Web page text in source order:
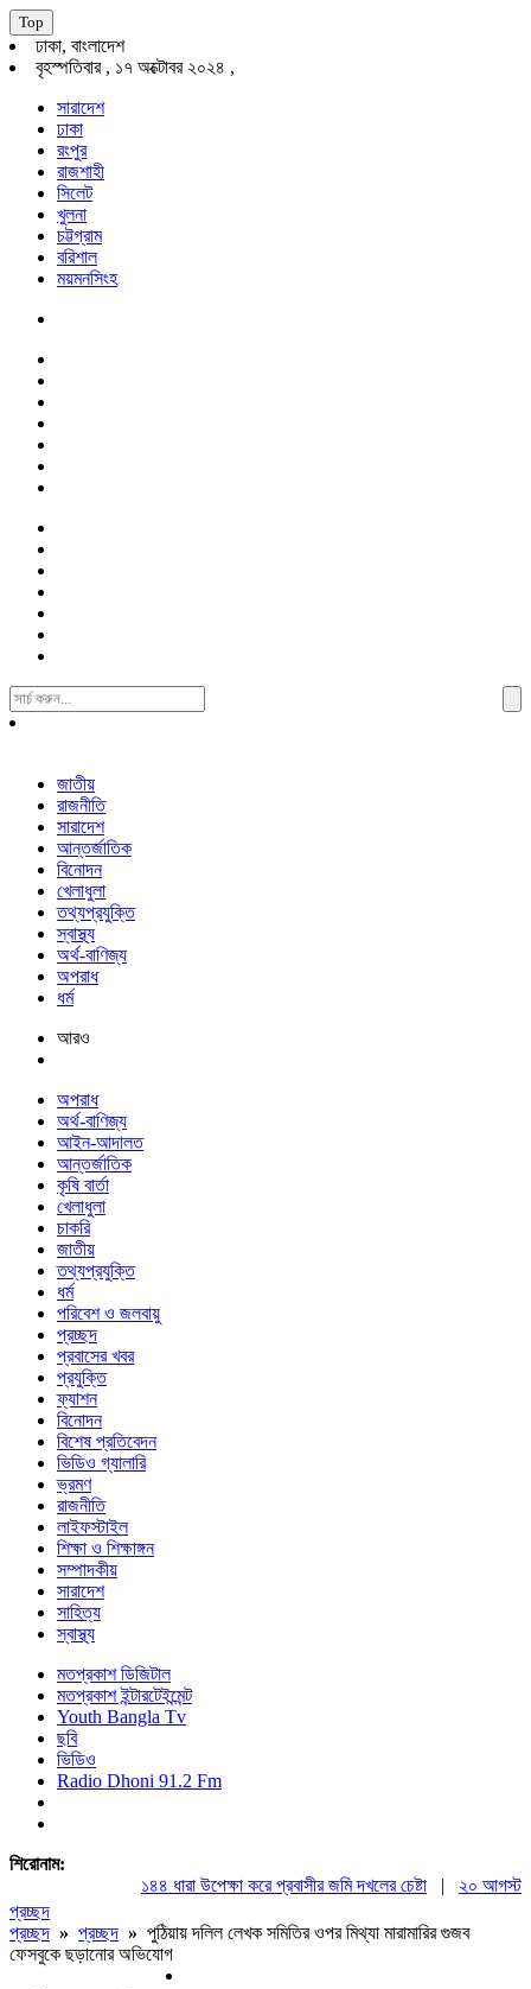
Top
ঢাকা, বাংলাদেশ
বৃহস্পতিবার , ১৭ অক্টোবর ২০২৪ ,
সারাদেশ
ঢাকা
রংপুর
রাজশাহী
সিলেট
খুলনা
চট্টগ্রাম
বরিশাল
ময়মনসিংহ
Search
For:
জাতীয়
রাজনীতি
সারাদেশ
আন্তর্জাতিক
বিনোদন
খেলাধুলা
তথ্যপ্রযুক্তি
স্বাস্থ্য
অর্থ-বাণিজ্য
অপরাধ
ধর্ম
আরও
অপরাধ
অর্থ-বাণিজ্য
আইন-আদালত
আন্তর্জাতিক
কৃষি বার্তা
খেলাধুলা
চাকরি
জাতীয়
তথ্যপ্রযুক্তি
ধর্ম
পরিবেশ ও জলবায়ু
প্রচ্ছদ
প্রবাসের খবর
প্রযুক্তি
ফ্যাশন
বিনোদন
বিশেষ প্রতিবেদন
ভিডিও গ্যালারি
ভ্রমণ
রাজনীতি
লাইফস্টাইল
শিক্ষা ও শিক্ষাঙ্গন
সম্পাদকীয়
সারাদেশ
সাহিত্য
স্বাস্থ্য
মতপ্রকাশ ডিজিটাল
মতপ্রকাশ ইন্টারটেইন্মেন্ট
Youth Bangla Tv
ছবি
ভিডিও
Radio Dhoni 91.2 Fm
শিরোনাম:
১৪৪ ধারা উপেক্ষা করে প্রবাসীর জমি দখলের চেষ্টা|
২০ আগস্ট
প্রচ্ছদ
প্রচ্ছদ » প্রচ্ছদ » পুঠিয়ায় দলিল লেখক সমিতির ওপর মিথ্যা মারামারির গুজব
ফেসবুকে ছড়ানোর অভিযোগ